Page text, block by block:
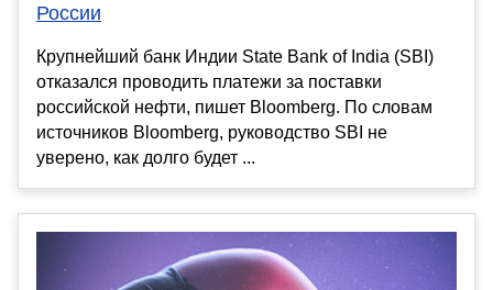
России
Крупнейший банк Индии State Bank of India (SBI)
отказался проводить платежи за поставки
российской нефти, пишет Bloomberg. По словам
источников Bloomberg, руководство SBI не
уверено, как долго будет ...